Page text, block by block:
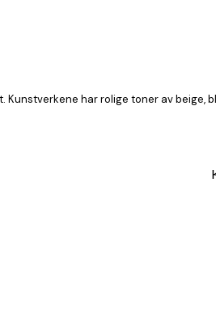
har rolige toner av beige,